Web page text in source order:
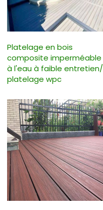
Platelage en bois
composite imperméable
à l'eau à faible entretien/
platelage wpc